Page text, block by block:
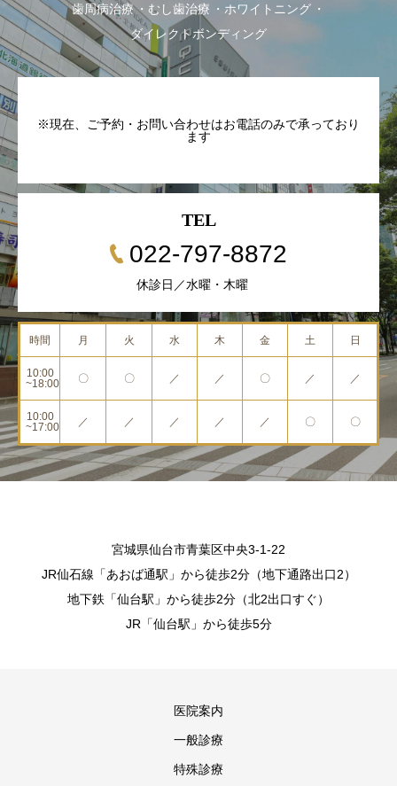
歯周病治療
むし歯治療
ホワイトニング
ダイレクトボンディング
TEL
022-797-8872
休診日／水曜・木曜
時間 月 火 水 木 金 土 日
10:00
~18:00
〇 〇 ／ ／ 〇 ／ ／
10:00
~17:00
／ ／ ／ ／ ／ 〇 〇
宮城県仙台市青葉区中央3-1-22
JR仙石線「あおば通駅」から徒歩2分（地下通路出口2）
地下鉄「仙台駅」から徒歩2分（北2出口すぐ）
JR「仙台駅」から徒歩5分
医院案内
一般診療
特殊診療